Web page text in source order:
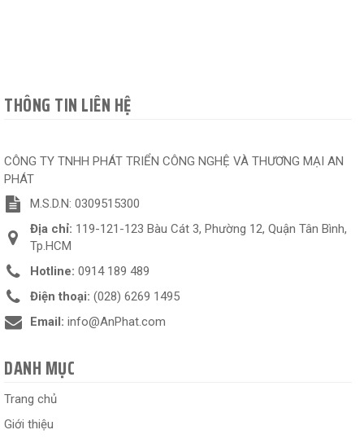
THÔNG TIN LIÊN HỆ
CÔNG TY TNHH PHÁT TRIỂN CÔNG NGHỆ VÀ THƯƠNG MẠI AN
PHÁT
M.S.D.N: 0309515300
Địa chỉ: 119-121-123 Bàu Cát 3, Phường 12, Quận Tân Bình,
Tp.HCM
Hotline: 0914 189 489
Điện thoại: (028) 6269 1495
Email: info@AnPhat.com
DANH MỤC
Trang chủ
Giới thiệu